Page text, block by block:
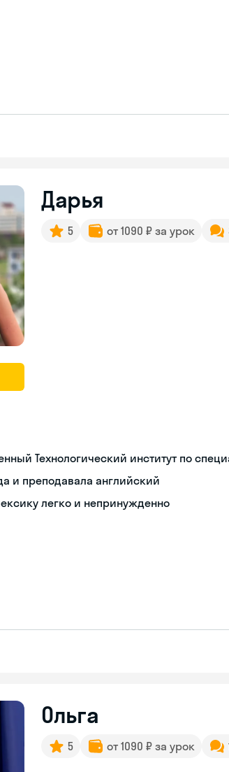
Дарья
5 от 1090 ₽ за урок
Технологический институт по
и преподавала английский
легко и непринужденно
Ольга
5 от 1090 ₽ за урок